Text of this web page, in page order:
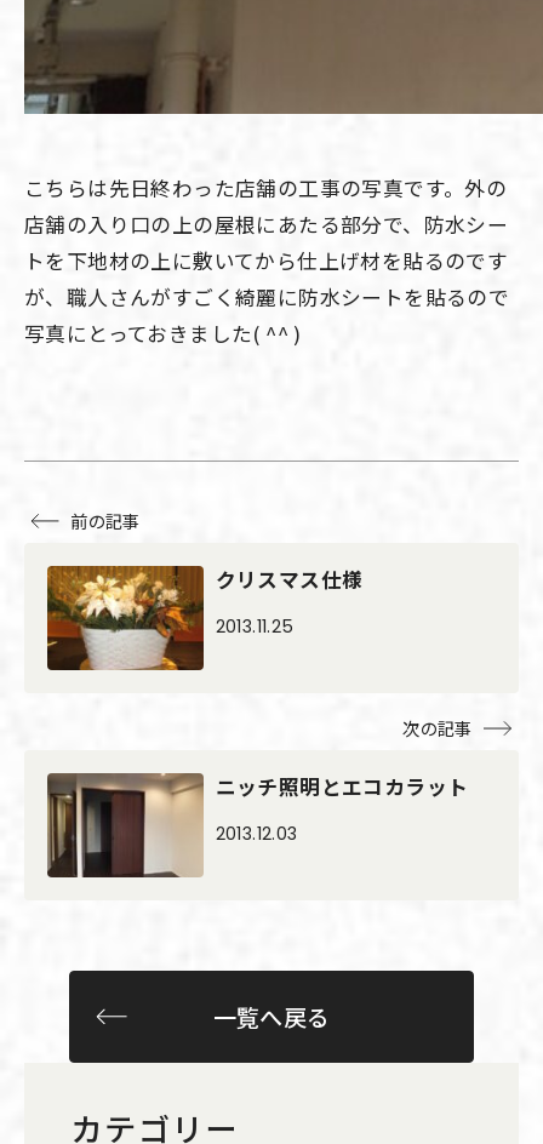
カテゴリー
こちらは先日終わった店舗の工事の写真です。外の
店舗の入り口の上の屋根にあたる部分で、防水シー
トを下地材の上に敷いてから仕上げ材を貼るのです
が、職人さんがすごく綺麗に防水シートを貼るので
写真にとっておきました( ^^ )
前の記事
クリスマス仕様
2013.11.25
次の記事
ニッチ照明とエコカラット
2013.12.03
一覧へ戻る